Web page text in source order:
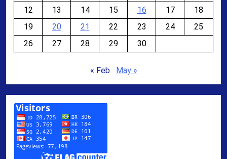
12
13 14 15 16 17
18
19
20 21 22 23 24
25
26
27 28 29 30
« Feb May »